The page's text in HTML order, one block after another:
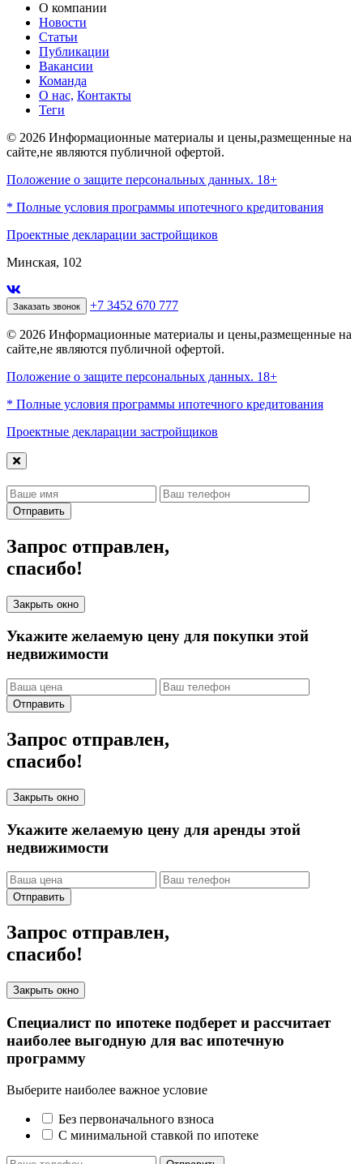
О компании
Новости
Статьи
Публикации
Вакансии
Команда
О нас, Контакты
Теги
© 2026 Информационные материалы и цены,размещенные на
сайте,не являются публичной офертой.
Положение о защите персональных данных. 18+
* Полные условия программы ипотечного кредитования
Проектные декларации застройщиков
Минская, 102
Заказать звонок +7 3452 670 777
© 2026 Информационные материалы и цены,размещенные на
сайте,не являются публичной офертой.
Положение о защите персональных данных. 18+
* Полные условия программы ипотечного кредитования
Проектные декларации застройщиков
Отправить
Запрос отправлен,
спасибо!
Закрыть окно
Укажите желаемую цену для покупки этой
недвижимости
Отправить
Запрос отправлен,
спасибо!
Закрыть окно
Укажите желаемую цену для аренды этой
недвижимости
Отправить
Запрос отправлен,
спасибо!
Закрыть окно
Специалист по ипотеке подберет и рассчитает
наиболее выгодную для вас ипотечную
программу
Выберите наиболее важное условие
Без первоначального взноса
С минимальной ставкой по ипотеке